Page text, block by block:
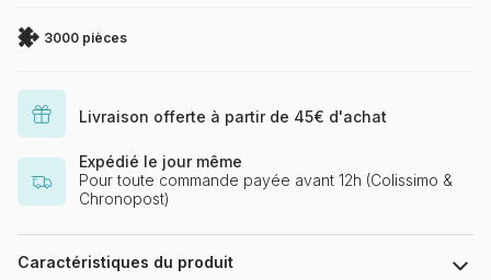
3000 pièces
Livraison offerte à partir de 45€ d'achat
Expédié le jour même
Pour toute commande payée avant 12h (Colissimo &
Chronopost)
Caractéristiques du produit